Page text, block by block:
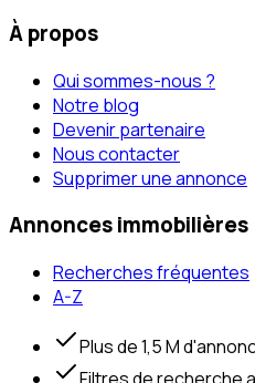
À propos
Qui sommes-nous ?
Notre blog
Devenir partenaire
Nous contacter
Supprimer une annonce
Annonces immobilières
Recherches fréquentes
A-Z
Plus de 1,5 M